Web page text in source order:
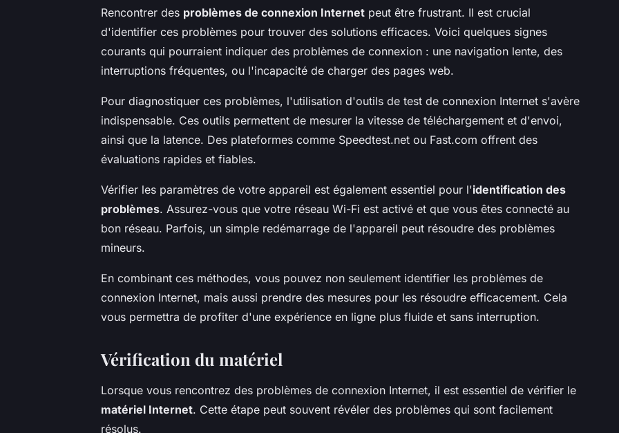
Rencontrer des problèmes de connexion Internet peut être frustrant. Il est crucial
d'identifier ces problèmes pour trouver des solutions efficaces. Voici quelques signes
courants qui pourraient indiquer des problèmes de connexion : une navigation lente, des
interruptions fréquentes, ou l'incapacité de charger des pages web.
Pour diagnostiquer ces problèmes, l'utilisation d'outils de test de connexion Internet s'avère
indispensable. Ces outils permettent de mesurer la vitesse de téléchargement et d'envoi,
ainsi que la latence. Des plateformes comme Speedtest.net ou Fast.com offrent des
évaluations rapides et fiables.
Vérifier les paramètres de votre appareil est également essentiel pour l'identification des
problèmes. Assurez-vous que votre réseau Wi-Fi est activé et que vous êtes connecté au
bon réseau. Parfois, un simple redémarrage de l'appareil peut résoudre des problèmes
mineurs.
En combinant ces méthodes, vous pouvez non seulement identifier les problèmes de
connexion Internet, mais aussi prendre des mesures pour les résoudre efficacement. Cela
vous permettra de profiter d'une expérience en ligne plus fluide et sans interruption.
Vérification du matériel
Lorsque vous rencontrez des problèmes de connexion Internet, il est essentiel de vérifier le
matériel Internet. Cette étape peut souvent révéler des problèmes qui sont facilement
résolus.